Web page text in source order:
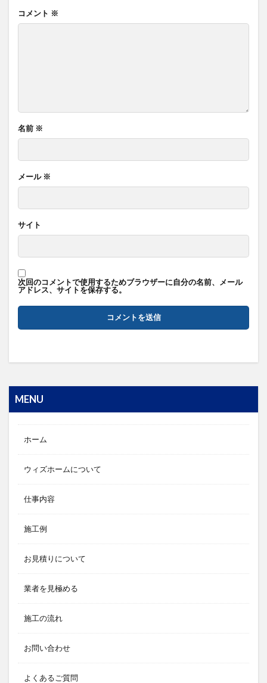
コメント ※
名前 ※
メール ※
サイト
次回のコメントで使用するためブラウザーに自分の名前、メール
アドレス、サイトを保存する。
MENU
ホーム
ウィズホームについて
仕事内容
施工例
お見積りについて
業者を見極める
施工の流れ
お問い合わせ
よくあるご質問